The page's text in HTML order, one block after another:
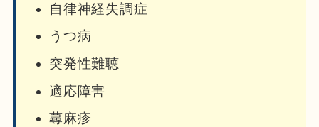
自律神経失調症
うつ病
突発性難聴
適応障害
蕁麻疹